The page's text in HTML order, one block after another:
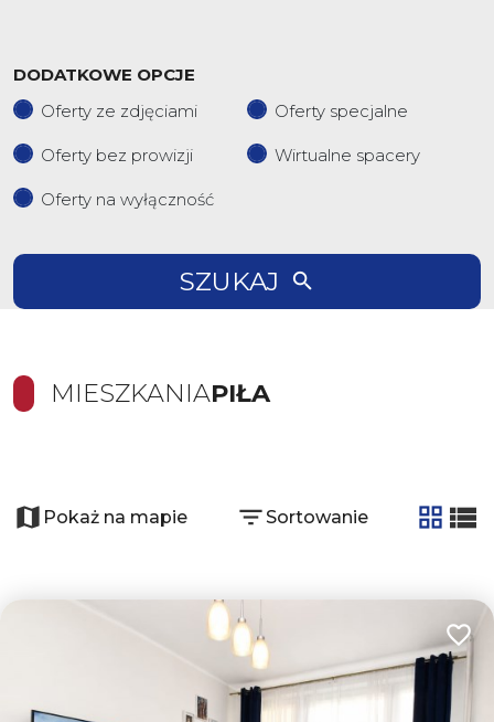
DODATKOWE OPCJE
Oferty ze zdjęciami
Oferty specjalne
Oferty bez prowizji Wirtualne spacery
Oferty na wyłączność
SZUKAJ
MIESZKANIAPIŁA
−Pokaż na mapie Sortowanie
tabela